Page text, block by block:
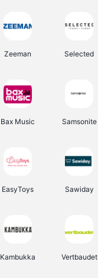
Zeeman Selected
Bax Music Samsonite
EasyToys Sawiday
Kambukka Vertbaudet